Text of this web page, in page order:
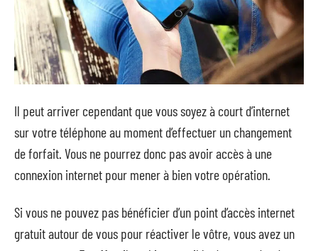
Il peut arriver cependant que vous soyez à court d’internet
sur votre téléphone au moment d’effectuer un changement
de forfait. Vous ne pourrez donc pas avoir accès à une
connexion internet pour mener à bien votre opération.
Si vous ne pouvez pas bénéficier d’un point d’accès internet
gratuit autour de vous pour réactiver le vôtre, vous avez un